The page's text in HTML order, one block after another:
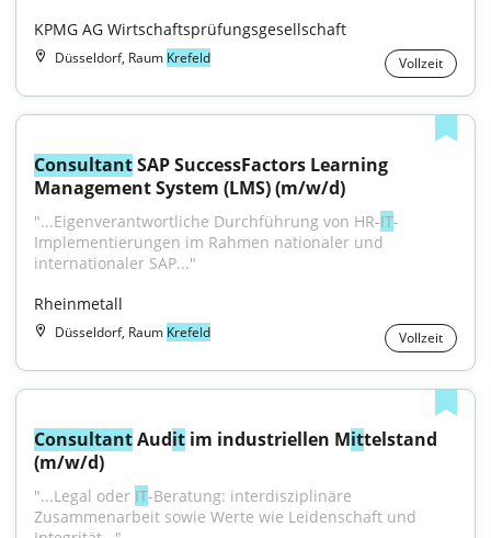
KPMG AG Wirtschaftsprüfungsgesellschaft
Düsseldorf, Raum Krefeld Vollzeit
Consultant SAP SuccessFactors Learning
Management System (LMS) (m/w/d)
"...Eigenverantwortliche Durchführung von HR-IT-
Implementierungen im Rahmen nationaler und
internationaler SAP..."
Rheinmetall
Düsseldorf, Raum Krefeld Vollzeit
Consultant Audit im industriellen Mittelstand
(m/w/d)
"...Legal oder IT-Beratung: interdisziplinäre
Zusammenarbeit sowie Werte wie Leidenschaft und